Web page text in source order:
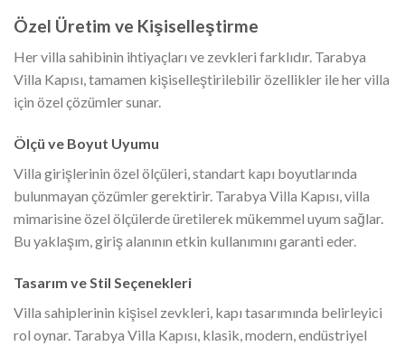
Özel Üretim ve Kişiselleştirme
Her villa sahibinin ihtiyaçları ve zevkleri farklıdır. Tarabya
Villa Kapısı, tamamen kişiselleştirilebilir özellikler ile her villa
için özel çözümler sunar.
Ölçü ve Boyut Uyumu
Villa girişlerinin özel ölçüleri, standart kapı boyutlarında
bulunmayan çözümler gerektirir. Tarabya Villa Kapısı, villa
mimarisine özel ölçülerde üretilerek mükemmel uyum sağlar.
Bu yaklaşım, giriş alanının etkin kullanımını garanti eder.
Tasarım ve Stil Seçenekleri
Villa sahiplerinin kişisel zevkleri, kapı tasarımında belirleyici
rol oynar. Tarabya Villa Kapısı, klasik, modern, endüstriyel